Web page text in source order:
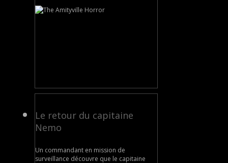
Le retour du capitaine
Nemo
Un commandant en mission de
surveillance découvre que le capitaine